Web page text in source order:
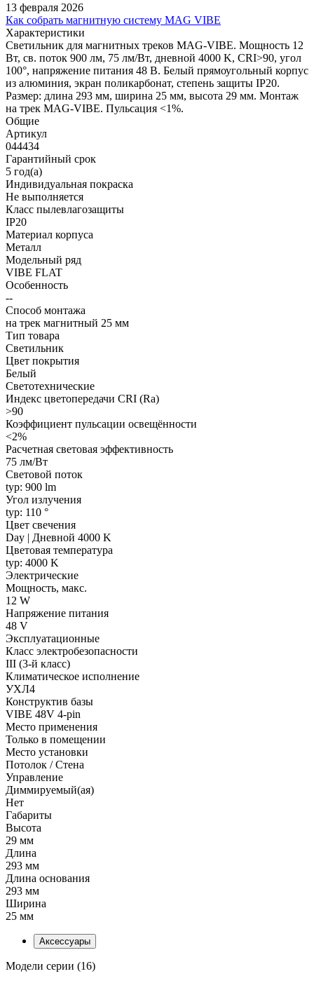
13 февраля 2026
Как собрать магнитную систему MAG VIBE
Характеристики
Светильник для магнитных треков MAG-VIBE. Мощность 12
Вт, св. поток 900 лм, 75 лм/Вт, дневной 4000 K, CRI>90, угол
100°, напряжение питания 48 В. Белый прямоугольный корпус
из алюминия, экран поликарбонат, степень защиты IP20.
Размер: длина 293 мм, ширина 25 мм, высота 29 мм. Монтаж
на трек MAG-VIBE. Пульсация <1%.
Общие
Артикул
044434
Гарантийный срок
5 год(а)
Индивидуальная покраска
Не выполняется
Класс пылевлагозащиты
IP20
Материал корпуса
Металл
Модельный ряд
VIBE FLAT
Особенность
--
Способ монтажа
на трек магнитный 25 мм
Тип товара
Светильник
Цвет покрытия
Белый
Светотехнические
Индекс цветопередачи CRI (Ra)
>90
Коэффициент пульсации освещённости
<2%
Расчетная световая эффективность
75 лм/Вт
Световой поток
typ: 900 lm
Угол излучения
typ: 110 °
Цвет свечения
Day | Дневной 4000 K
Цветовая температура
typ: 4000 K
Электрические
Мощность, макс.
12 W
Напряжение питания
48 V
Эксплуатационные
Класс электробезопасности
III (3-й класс)
Климатическое исполнение
УХЛ4
Конструктив базы
VIBE 48V 4-pin
Место применения
Только в помещении
Место установки
Потолок / Cтена
Управление
Диммируемый(ая)
Нет
Габариты
Высота
29 мм
Длина
293 мм
Длина основания
293 мм
Ширина
25 мм
Аксессуары
Модели серии (16)